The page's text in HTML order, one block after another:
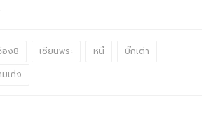
อง8 เซียนพระ หนี้
บิ๊กเต่า
เก่ง